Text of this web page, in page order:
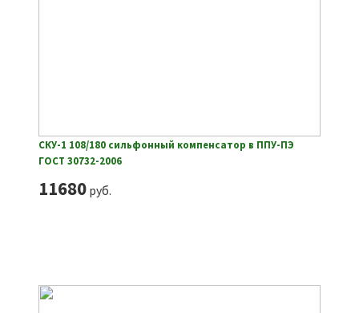
СКУ-1 108/180 сильфонный компенсатор в ППУ-ПЭ
ГОСТ 30732-2006
11680руб.